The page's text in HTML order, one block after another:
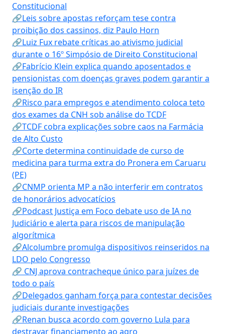
Constitucional
🔗Leis sobre apostas reforçam tese contra
proibição dos cassinos, diz Paulo Horn
🔗Luiz Fux rebate críticas ao ativismo judicial
durante o 16º Simpósio de Direito Constitucional
🔗Fabrício Klein explica quando aposentados e
pensionistas com doenças graves podem garantir a
isenção do IR
🔗Risco para empregos e atendimento coloca teto
dos exames da CNH sob análise do TCDF
🔗TCDF cobra explicações sobre caos na Farmácia
de Alto Custo
🔗Corte determina continuidade de curso de
medicina para turma extra do Pronera em Caruaru
(PE)
🔗CNMP orienta MP a não interferir em contratos
de honorários advocatícios
🔗Podcast Justiça em Foco debate uso de IA no
Judiciário e alerta para riscos de manipulação
algorítmica
🔗Alcolumbre promulga dispositivos reinseridos na
LDO pelo Congresso
🔗 CNJ aprova contracheque único para juízes de
todo o país
🔗Delegados ganham força para contestar decisões
judiciais durante investigações
🔗Renan busca acordo com governo Lula para
destravar financiamento ao agro